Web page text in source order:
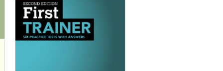
FIRST TRAINER
SECOND EDITION